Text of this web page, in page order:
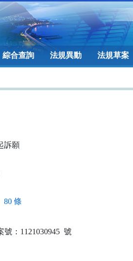
綜合查詢 法規異動 法規草案
訴願
80 條
號：1121030945  號